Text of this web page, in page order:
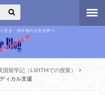
生き、自分色の人生を持つ」
国留学記（LSHTMでの授業）
ィカル支援